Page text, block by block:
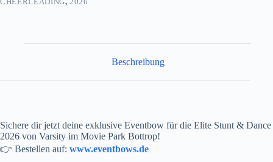
Beschreibung
Sichere dir jetzt deine exklusive Eventbow für die Elite Stunt & Dance
2026 von Varsity im Movie Park Bottrop!
👉 Bestellen auf: www.eventbows.de